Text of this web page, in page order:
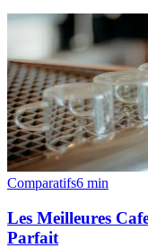
Comparatifs6 min
Les Meilleures
Parfait